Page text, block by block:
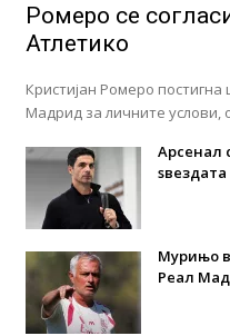
Ромеро се
Атлетико
Кристијан Ромеро
Мадрид за личните
Арсенал
ѕвездата
Мурињо
Реал